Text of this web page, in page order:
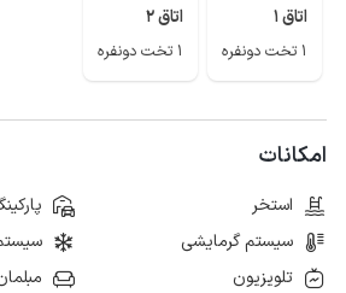
اتاق 1
1 تخت دونفره
اتاق 2
1 تخت دونفره
امکانات
استخر
سیستم گرمایشی
تلویزیون